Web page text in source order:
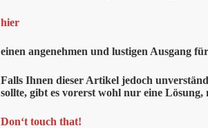
hier
einen angenehmen und lustigen Ausgang
Falls Ihnen dieser Artikel jedoch
sollte, gibt es vorerst wohl nur eine
Don‘t touch that!